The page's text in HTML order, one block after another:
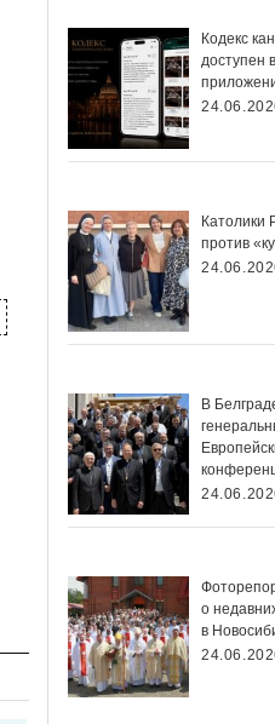
Кодекс
доступен
Католики
против
В
о
в